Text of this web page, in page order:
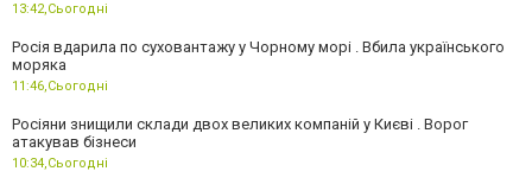
13:42,Сьогодні
Росія вдарила по суховантажу у Чорному морі . Вбила українського
моряка
11:46,Сьогодні
Росіяни знищили склади двох великих компаній у Києві . Ворог
атакував бізнеси
10:34,Сьогодні